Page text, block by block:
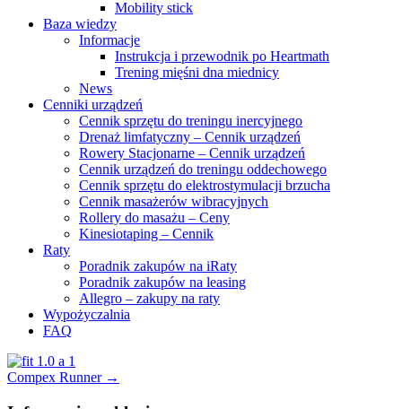
Mobility stick
Baza wiedzy
Informacje
Instrukcja i przewodnik po Heartmath
Trening mięśni dna miednicy
News
Cenniki urządzeń
Cennik sprzętu do treningu inercyjnego
Drenaż limfatyczny – Cennik urządzeń
Rowery Stacjonarne – Cennik urządzeń
Cennik urządzeń do treningu oddechowego
Cennik sprzętu do elektrostymulacji brzucha
Cennik masażerów wibracyjnych
Rollery do masażu – Ceny
Kinesiotaping – Cennik
Raty
Poradnik zakupów na iRaty
Poradnik zakupów na leasing
Allegro – zakupy na raty
Wypożyczalnia
FAQ
Nawigacja
Compex Runner →